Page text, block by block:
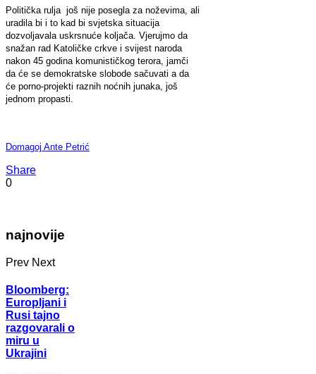
Politička rulja još nije posegla za noževima, ali
uradila bi i to kad bi svjetska situacija
dozvoljavala uskrsnuće koljača. Vjerujmo da
snažan rad Katoličke crkve i svijest naroda
nakon 45 godina komunističkog terora, jamči
da će se demokratske slobode sačuvati a da
će porno-projekti raznih noćnih junaka, još
jednom propasti.
Domagoj Ante Petrić
Share
0
najnovije
Prev Next
Bloomberg:
Europljani i
Rusi tajno
razgovarali o
miru u
Ukrajini